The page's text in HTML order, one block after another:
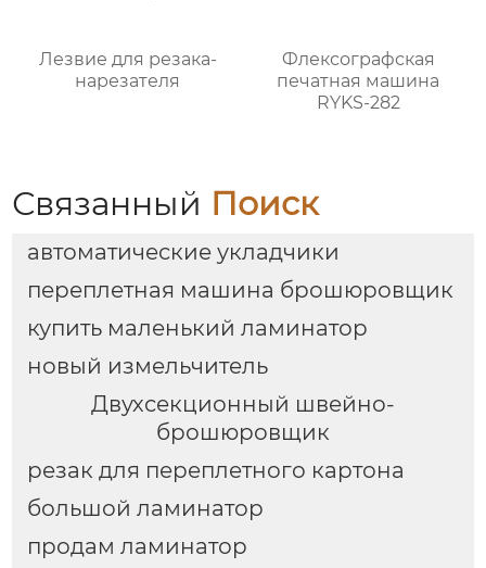
Лезвие для резака-
нарезателя
Флексографская
печатная машина
RYKS-282
Связанный Поиск
автоматические укладчики
переплетная машина брошюровщик
купить маленький ламинатор
новый измельчитель
Двухсекционный швейно-
брошюровщик
резак для переплетного картона
большой ламинатор
продам ламинатор